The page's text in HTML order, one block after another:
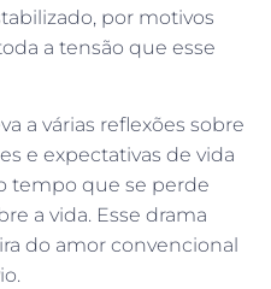
por motivos
a tensão que esse
a várias reflexões sobre
e expectativas de vida
tempo que se perde
a vida. Esse drama
do amor convencional